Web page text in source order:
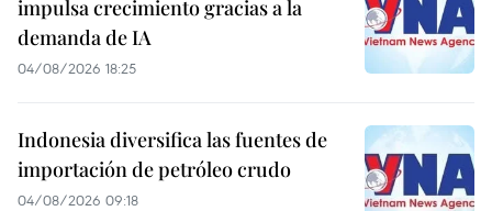
impulsa crecimiento gracias a la
demanda de IA
04/08/2026 18:25
Indonesia diversifica las fuentes de
importación de petróleo crudo
04/08/2026 09:18